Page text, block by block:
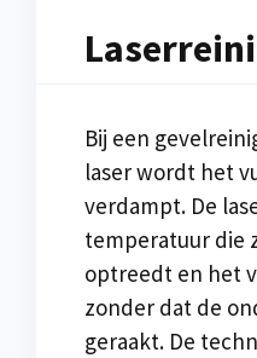
Bij een
laser wordt het
verdampt. De
temperatuur die
optreedt en het
zonder dat de
geraakt. De